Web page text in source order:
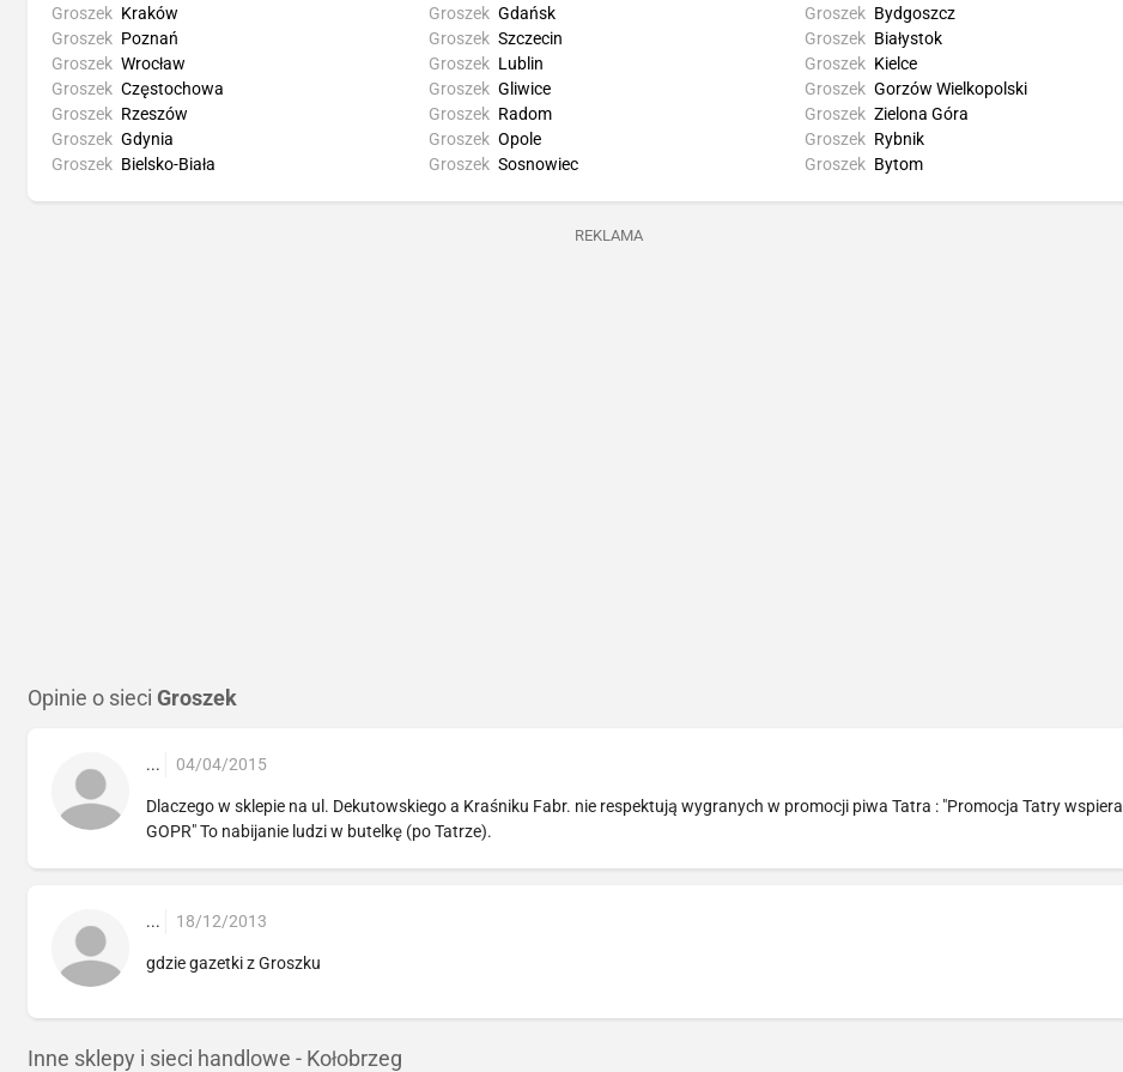
Groszek Kraków
Groszek Poznań
Groszek Wrocław
Groszek Gdańsk
Groszek Szczecin
Groszek Lublin
Groszek Bydgoszcz
Groszek Białystok
Groszek Kielce
Groszek Częstochowa
Groszek Rzeszów
Groszek Gdynia
Groszek Bielsko-Biała
Groszek Gliwice
Groszek Radom
Groszek Opole
Groszek Sosnowiec
Groszek Gorzów Wielkopolski
Groszek Zielona Góra
Groszek Rybnik
Groszek Bytom
REKLAMA
Opinie o sieci Groszek
... 04/04/2015
Dlaczego w sklepie na ul. Dekutowskiego a Kraśniku Fabr. nie respektują wygranych w promocji piwa Tatra : "Promocja Tatry wspiera
GOPR" To nabijanie ludzi w butelkę (po Tatrze).
... 18/12/2013
gdzie gazetki z Groszku
Inne sklepy i sieci handlowe - Kołobrzeg